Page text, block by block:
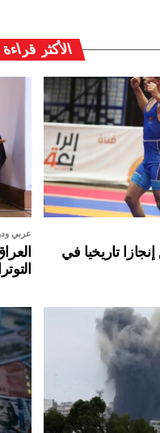
الأكثر قراءة
تاريخيا في
عربي